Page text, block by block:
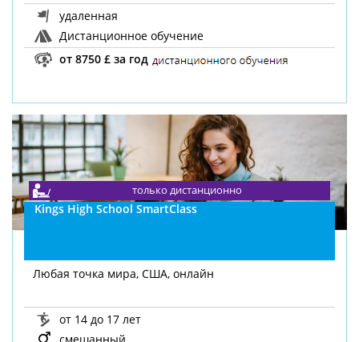
удаленная
Дистанционное обучение
от 8750 £ за год
Kings High School SmartClass
только дистанционно
Любая точка мира, США, онлайн
от 14 до 17 лет
смешанный